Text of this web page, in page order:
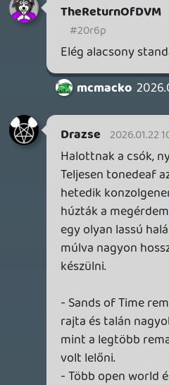
2026.01.22 07:17:59
"a játékosok és a
ki tudja elégíteni majd"
Képzelem, melyik a prioritás...
Plasma 2026.01.21 23:04:42
Ez lett volna eredetileg a
csak azzal is egy évtizedet
hogy az alapok konyhakészen
rendelkezésre álltak a Black
p34c3 2026.01.21 22:40:15
p34c3 2026.01.21 22:40:15
jobban örültem volna ha
kihoznak egy teljesen új,
kapcsolatban nem álló, új
openworld játékot.
2026.01.21 22:36:50#20r5h